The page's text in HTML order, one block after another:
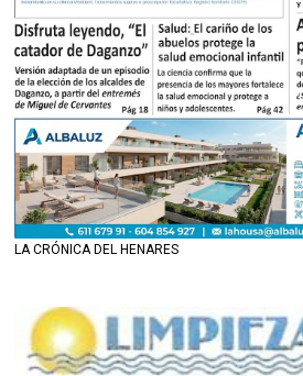
LA CRÓNICA DEL HENARES